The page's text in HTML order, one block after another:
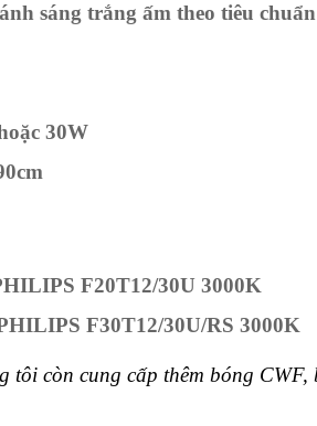
sáng trắng ấm theo tiêu
30W
F20T12/30U 3000K
F30T12/30U/RS 3000K
tôi còn cung cấp thêm bóng